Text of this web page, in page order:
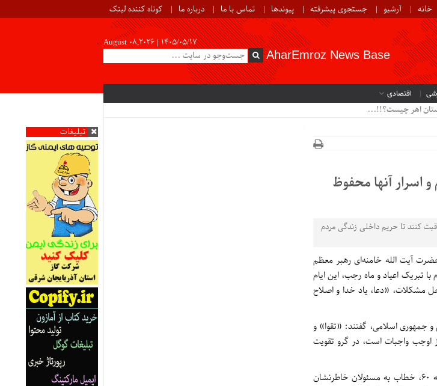
خانه آرشیو جستجوی پیشرفته پیوندها تماس با ما درباره ما کوتاه کننده لینک
August 08,2026 | ۱۴۰۵/۰۵/۱۷
AharEmroz News Base
اقتصادی
اهر چیست؟!!...
تبلیغات
اسرار آنها محفوظ
کنند تا حریم داخلی زندگی مردم
آیت الله خامنه‌ای رهبر معظم
تبریک اعیاد و ماه رجب، این ایام
مشکلات، «دعا، یاد خدا و اصلاح
و جمهوری اسلامی، گفتند: «تقوا» و
اوجب واجبات است، در گرو تقویت
ایشان با یادآوری روحیه انقلابی و خدمتگزارانه حاکم بر مدیران کشور در دهه 60، خطاب به مسئولان خاطرنشان